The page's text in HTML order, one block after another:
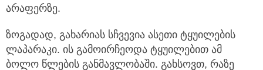
არაფერზე.
ზოგადად, გახარიას სჩვევია ასეთი ტყუილების
ლაპარაკი. ის გამოირჩეოდა ტყუილებით ამ
ბოლო წლების განმავლობაში. გახსოვთ, რაზე